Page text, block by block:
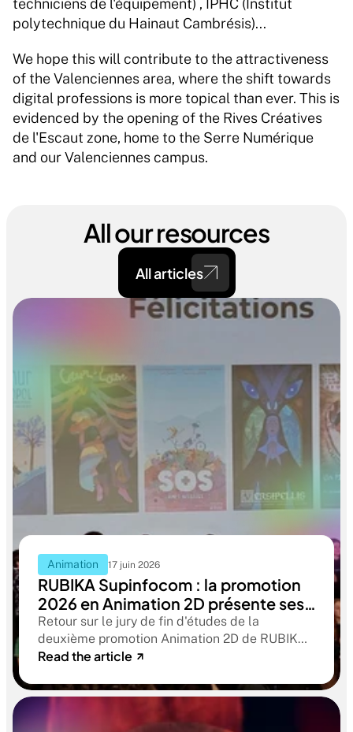
techniciens de l'équipement) , IPHC (Institut
polytechnique du Hainaut Cambrésis)...
We hope this will contribute to the attractiveness
of the Valenciennes area, where the shift towards
digital professions is more topical than ever. This is
evidenced by the opening of the Rives Créatives
de l'Escaut zone, home to the Serre Numérique
and our Valenciennes campus.
All our resources
All articles
Animation 17 juin 2026
RUBIKA Supinfocom : la promotion
2026 en Animation 2D présente ses
films de fin d'études
Retour sur le jury de fin d'études de la
deuxième promotion Animation 2D de RUBIKA
Supinfocom. Six courts-métrages, un jury
aboutissant à des œuvres remarquables
Read the article